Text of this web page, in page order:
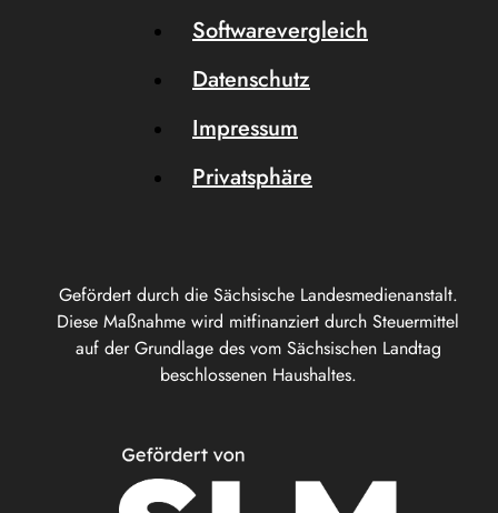
Gefördert durch die Sächsische Landesmedienanstalt.
Diese Maßnahme wird mitfinanziert durch Steuermittel
auf der Grundlage des vom Sächsischen Landtag
beschlossenen Haushaltes.
Softwarevergleich
Datenschutz
Impressum
Privatsphäre